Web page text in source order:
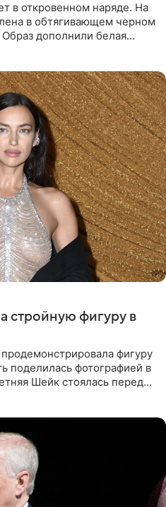
в откровенном наряде. На
в обтягивающем черном
дополнили белая
стройную фигуру в
фигуру
поделилась фотографией в
Шейк стоялась перед